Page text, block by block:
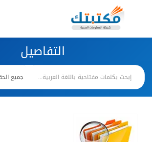
التفاصيل